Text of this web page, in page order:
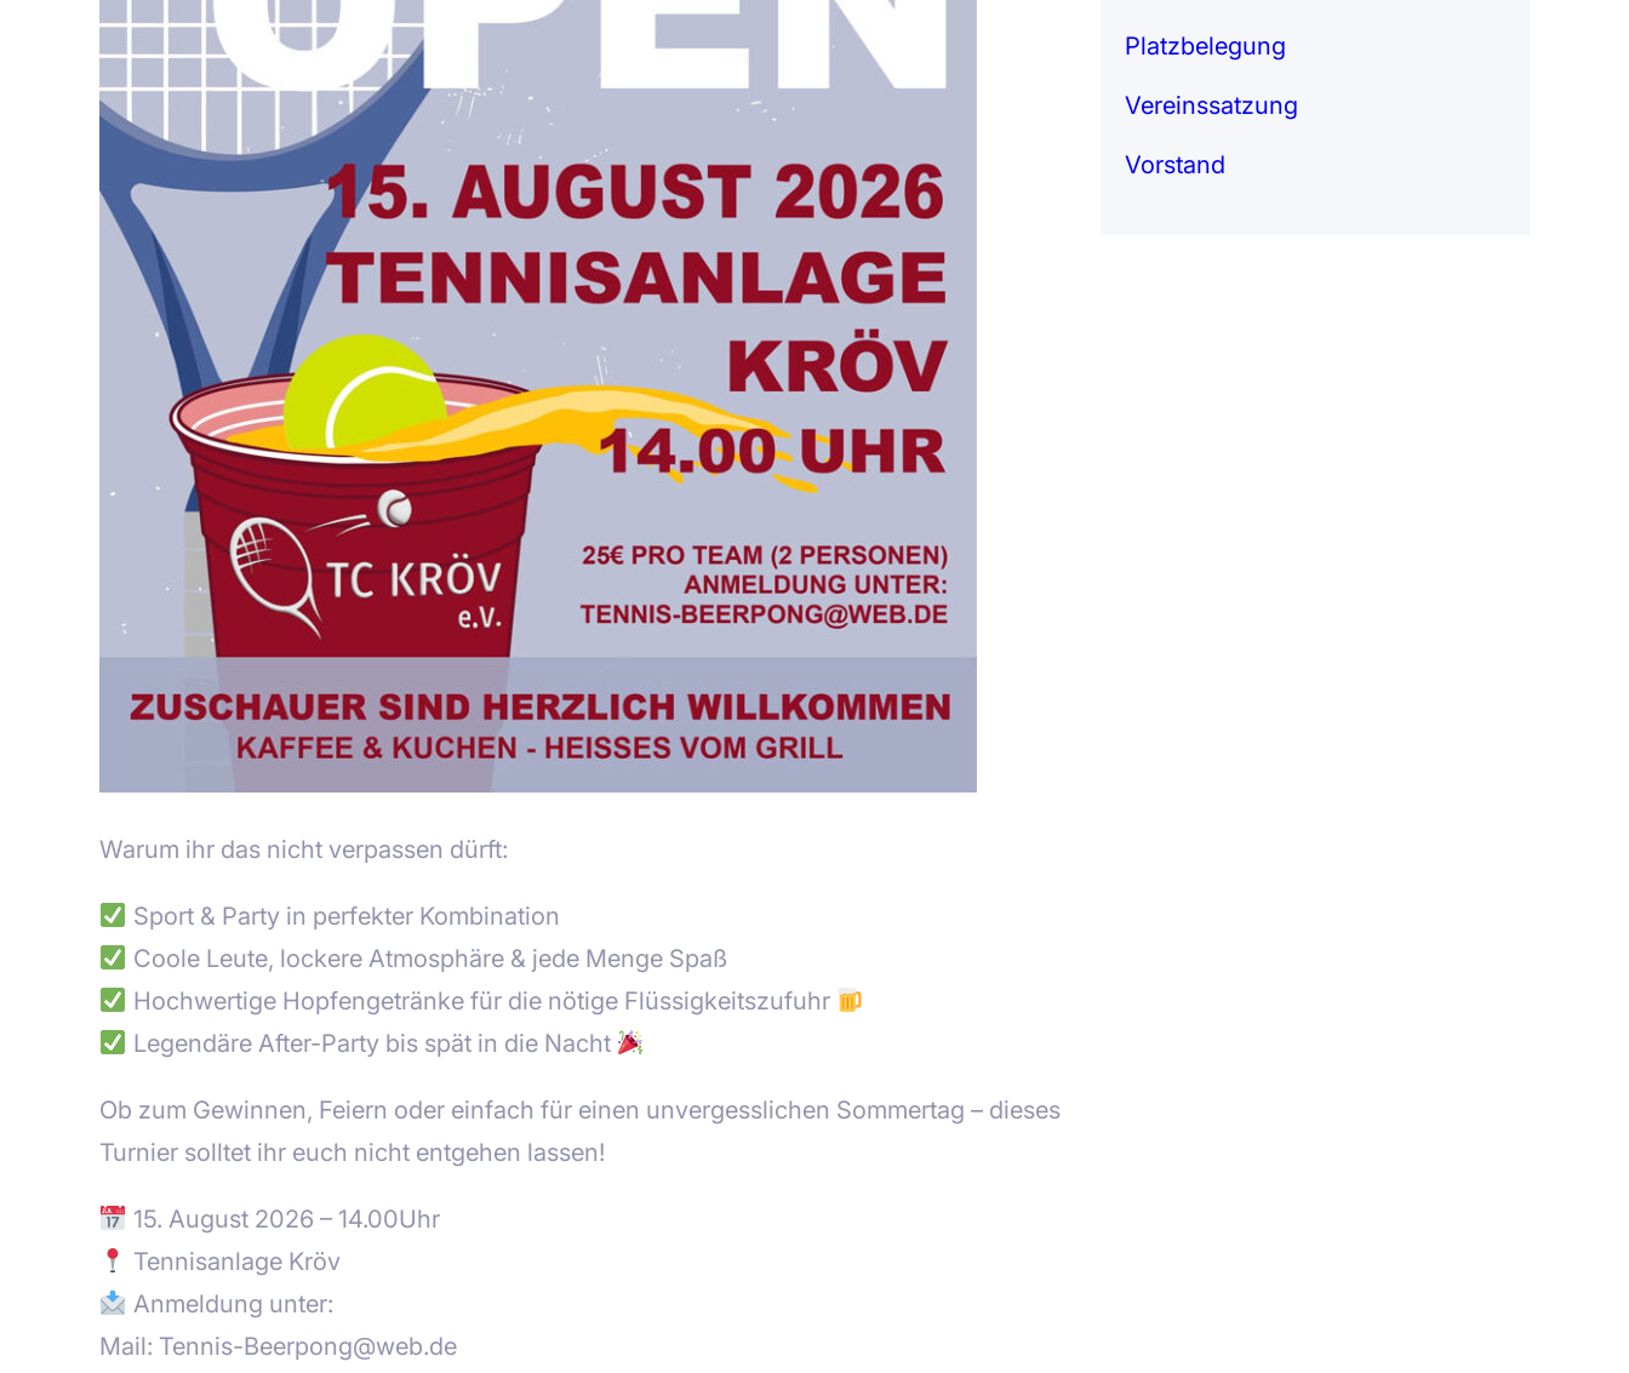
Warum ihr das nicht verpassen dürft:
Sport & Party in perfekter Kombination
Coole Leute, lockere Atmosphäre & jede Menge Spaß
Hochwertige Hopfengetränke für die nötige Flüssigkeitszufuhr
Legendäre After-Party bis spät in die Nacht
Ob zum Gewinnen, Feiern oder einfach für einen unvergesslichen Sommertag – dieses
Turnier solltet ihr euch nicht entgehen lassen!
15. August 2026 – 14.00Uhr
Tennisanlage Kröv
Anmeldung unter:
Mail: Tennis-Beerpong@web.de
Platzbelegung
Vereinssatzung
Vorstand